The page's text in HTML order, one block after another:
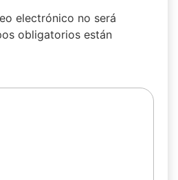
electrónico no será
obligatorios están